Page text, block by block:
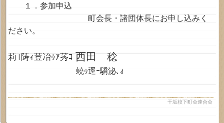
１．参加申込
町会長・諸団体長にお申し込みく
ださい。
莉｣陦ｨ荳冶ｩｱ莠ｺ 西田 稔
蟯ｩ逕ｰ驕泌､ｫ
千坂校下町会連合会